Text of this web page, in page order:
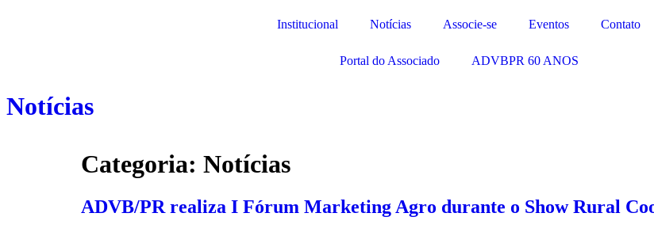
Institucional Notícias Associe-se Eventos Contato
Portal do Associado ADVBPR 60 ANOS
Notícias
Categoria: Notícias
ADVB/PR realiza I Fórum Marketing Agro durante o Show Rural